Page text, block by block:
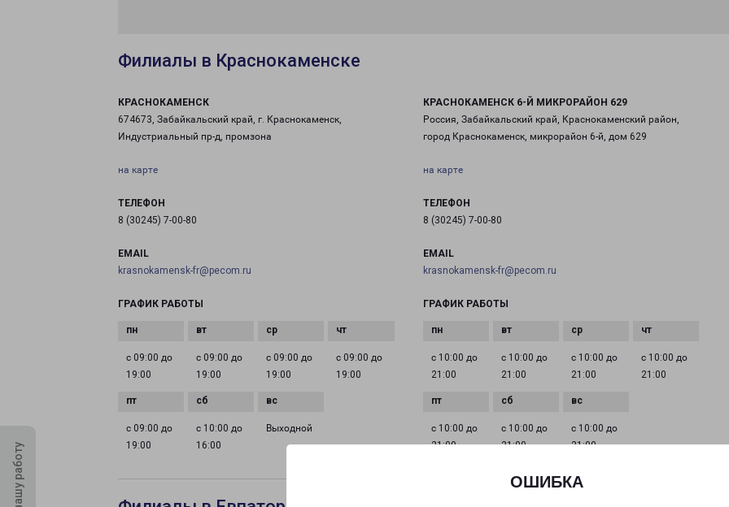
ОШИБКА
Филиалы в Краснокаменске
КРАСНОКАМЕНСК
674673, Забайкальский край, г. Краснокаменск,
Индустриальный пр-д, промзона
на карте
ТЕЛЕФОН
8 (30245) 7-00-80
EMAIL
krasnokamensk-fr@pecom.ru
ГРАФИК РАБОТЫ
с 09:00 до
19:00
с 09:00 до
19:00
с 09:00 до
19:00
с 09:00 до
19:00
с 09:00 до
19:00
с 10:00 до
16:00
Выходной
КРАСНОКАМЕНСК 6-Й МИКРОРАЙОН 629
Россия, Забайкальский край, Краснокаменский район,
город Краснокаменск, микрорайон 6-й, дом 629
на карте
ТЕЛЕФОН
8 (30245) 7-00-80
EMAIL
krasnokamensk-fr@pecom.ru
ГРАФИК РАБОТЫ
с 10:00 до
21:00
с 10:00 до
21:00
с 10:00 до
21:00
с 10:00 до
21:00
с 10:00 до
21:00
с 10:00 до
21:00
с 10:00 до
21:00